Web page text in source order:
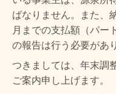
ばなりません。また、
月までの支払額（パー
の報告は行う必要があ
つきましては、年末調
ご案内申し上げます。